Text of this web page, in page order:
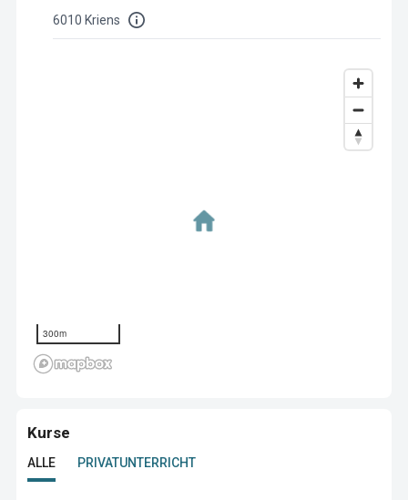
6010 Kriens
300m
Kurse
ALLE PRIVATUNTERRICHT